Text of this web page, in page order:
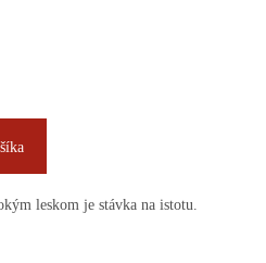
leskom je stávka na istotu.